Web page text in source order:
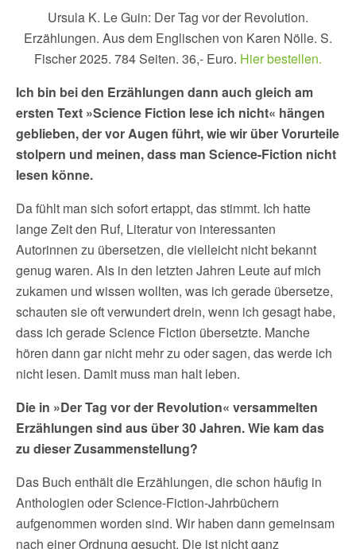
Ursula K. Le Guin: Der Tag vor der Revolution.
Erzählungen. Aus dem Englischen von Karen Nölle. S.
Fischer 2025. 784 Seiten. 36,- Euro. Hier bestellen.
Ich bin bei den Erzählungen dann auch gleich am
ersten Text »Science Fiction lese ich nicht« hängen
geblieben, der vor Augen führt, wie wir über Vorurteile
stolpern und meinen, dass man Science-Fiction nicht
lesen könne.
Da fühlt man sich sofort ertappt, das stimmt. Ich hatte
lange Zeit den Ruf, Literatur von interessanten
Autorinnen zu übersetzen, die vielleicht nicht bekannt
genug waren. Als in den letzten Jahren Leute auf mich
zukamen und wissen wollten, was ich gerade übersetze,
schauten sie oft verwundert drein, wenn ich gesagt habe,
dass ich gerade Science Fiction übersetzte. Manche
hören dann gar nicht mehr zu oder sagen, das werde ich
nicht lesen. Damit muss man halt leben.
Die in »Der Tag vor der Revolution« versammelten
Erzählungen sind aus über 30 Jahren. Wie kam das
zu dieser Zusammenstellung?
Das Buch enthält die Erzählungen, die schon häufig in
Anthologien oder Science-Fiction-Jahrbüchern
aufgenommen worden sind. Wir haben dann gemeinsam
nach einer Ordnung gesucht. Die ist nicht ganz